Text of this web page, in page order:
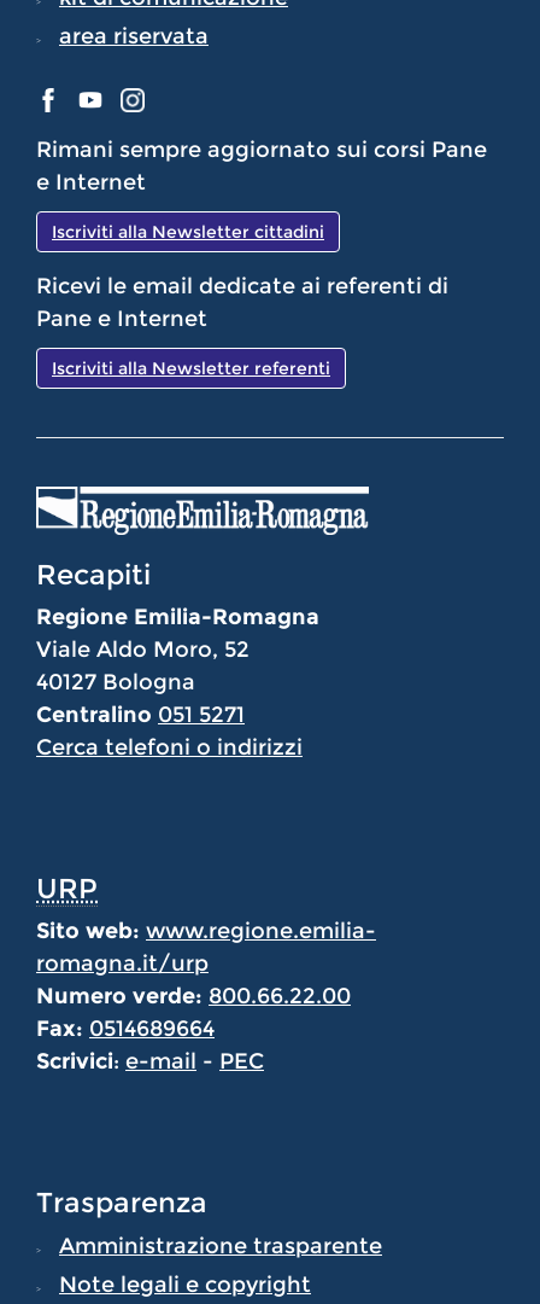
area riservata
Rimani sempre aggiornato sui corsi Pane
e Internet
Iscriviti alla Newsletter cittadini
Ricevi le email dedicate ai referenti di
Pane e Internet
Iscriviti alla Newsletter referenti
Recapiti
Regione Emilia-Romagna
Viale Aldo Moro, 52
40127 Bologna
Centralino 051 5271
Cerca telefoni o indirizzi
URP
Sito web: www.regione.emilia-
romagna.it/urp
Numero verde: 800.66.22.00
Fax: 0514689664
Scrivici: e-mail - PEC
Trasparenza
Amministrazione trasparente
Note legali e copyright